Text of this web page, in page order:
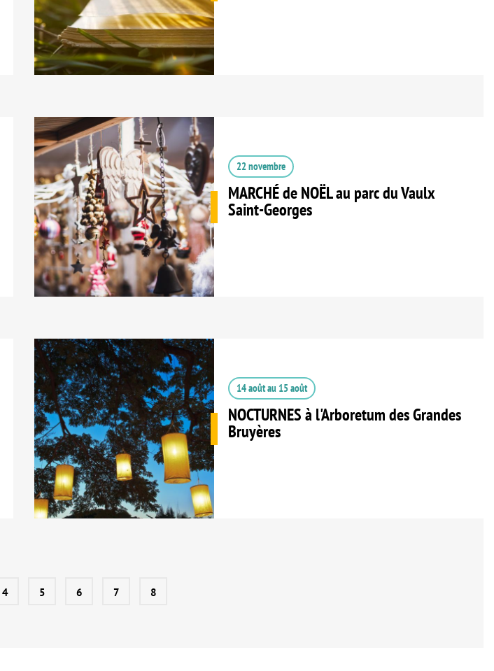
22 novembre
MARCHÉ de NOËL au parc du Vaulx
Saint-Georges
14 aoûtau 15 août
NOCTURNES à l'Arboretum des Grandes
Bruyères
4 5 6 7 8